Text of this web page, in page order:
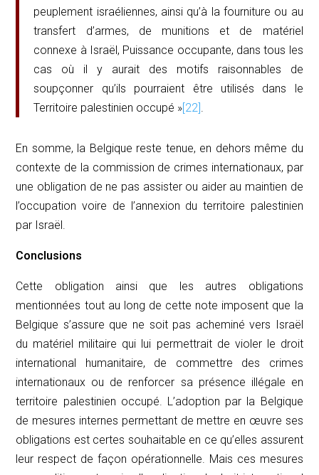
peuplement israéliennes, ainsi qu’à la fourniture ou au
transfert d’armes, de munitions et de matériel
connexe à Israël, Puissance occupante, dans tous les
cas où il y aurait des motifs raisonnables de
soupçonner qu’ils pourraient être utilisés dans le
Territoire palestinien occupé »[22].
En somme, la Belgique reste tenue, en dehors même du
contexte de la commission de crimes internationaux, par
une obligation de ne pas assister ou aider au maintien de
l’occupation voire de l’annexion du territoire palestinien
par Israël.
Conclusions
Cette obligation ainsi que les autres obligations
mentionnées tout au long de cette note imposent que la
Belgique s’assure que ne soit pas acheminé vers Israël
du matériel militaire qui lui permettrait de violer le droit
international humanitaire, de commettre des crimes
internationaux ou de renforcer sa présence illégale en
territoire palestinien occupé. L’adoption par la Belgique
de mesures internes permettant de mettre en œuvre ses
obligations est certes souhaitable en ce qu’elles assurent
leur respect de façon opérationnelle. Mais ces mesures